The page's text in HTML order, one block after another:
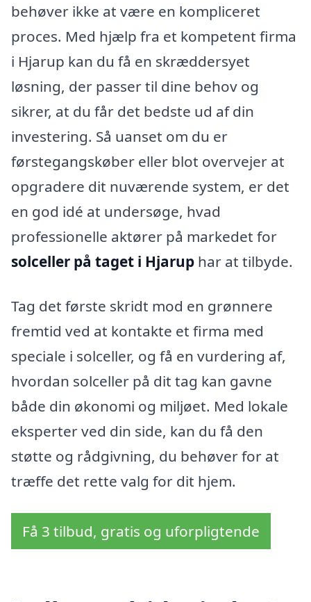
behøver ikke at være en kompliceret
proces. Med hjælp fra et kompetent firma
i Hjarup kan du få en skræddersyet
løsning, der passer til dine behov og
sikrer, at du får det bedste ud af din
investering. Så uanset om du er
førstegangskøber eller blot overvejer at
opgradere dit nuværende system, er det
en god idé at undersøge, hvad
professionelle aktører på markedet for
solceller på taget i Hjarup har at tilbyde.
Tag det første skridt mod en grønnere
fremtid ved at kontakte et firma med
speciale i solceller, og få en vurdering af,
hvordan solceller på dit tag kan gavne
både din økonomi og miljøet. Med lokale
eksperter ved din side, kan du få den
støtte og rådgivning, du behøver for at
træffe det rette valg for dit hjem.
Få 3 tilbud, gratis og uforpligtende